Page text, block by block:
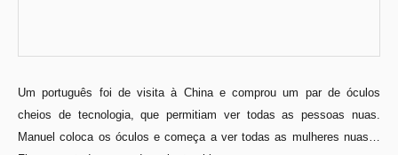
Um português foi de visita à China e comprou um par de óculos
cheios de tecnologia, que permitiam ver todas as pessoas nuas.
Manuel coloca os óculos e começa a ver todas as mulheres nuas…